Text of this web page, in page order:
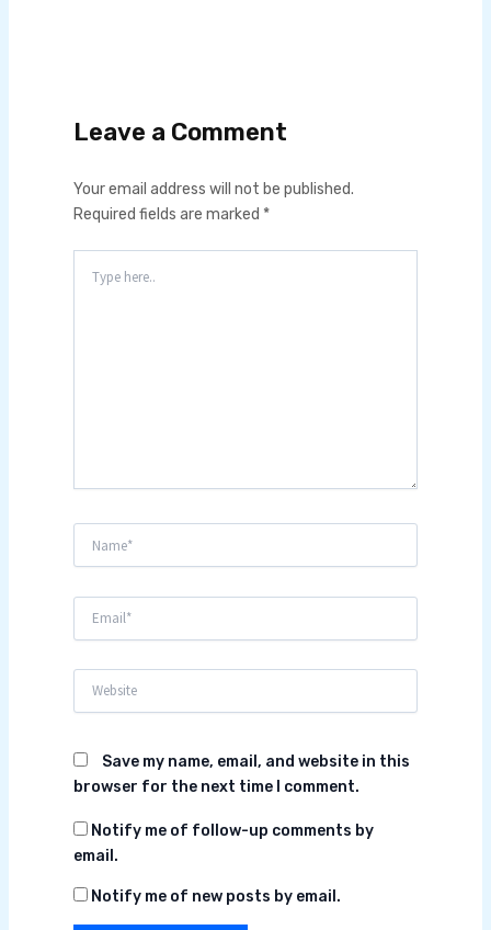
Leave a Comment
Your email address will not be published.
Required fields are marked *
here..
Save my name, email, and website in this
browser for the next time I comment.
Notify me of follow-up comments by
email.
Notify me of new posts by email.